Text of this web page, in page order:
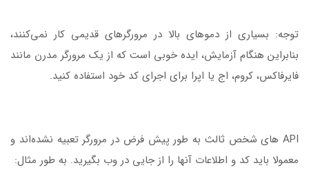
توجه: بسیاری از دموهای بالا در مرورگرهای قدیمی کار نمی‌کنند،
بنابراین هنگام آزمایش، ایده خوبی است که از یک مرورگر مدرن مانند
فایرفاکس، کروم، اج یا اپرا برای اجرای کد خود استفاده کنید.
API های شخص ثالث به طور پیش فرض در مرورگر تعبیه نشده‌اند و
معمولا باید کد و اطلاعات آنها را از جایی در وب بگیرید. به طور مثال: